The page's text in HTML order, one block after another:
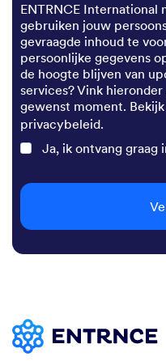
ENTRNCE International
gebruiken jouw
gevraagde inhoud te
persoonlijke gegevens
de hoogte blijven van
services? Vink
gewenst moment. Bekijk
privacybeleid.
Ja, ik ontvang graag